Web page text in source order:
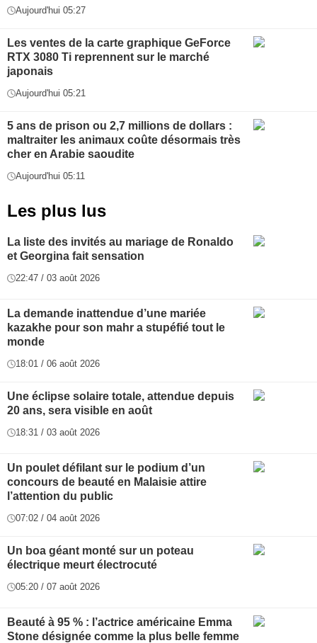
Aujourd'hui 05:27
Les ventes de la carte graphique GeForce
RTX 3080 Ti reprennent sur le marché
japonais
Aujourd'hui 05:21
5 ans de prison ou 2,7 millions de dollars :
maltraiter les animaux coûte désormais très
cher en Arabie saoudite
Aujourd'hui 05:11
Les plus lus
La liste des invités au mariage de Ronaldo
et Georgina fait sensation
22:47 / 03 août 2026
La demande inattendue d’une mariée
kazakhe pour son mahr a stupéfié tout le
monde
18:01 / 06 août 2026
Une éclipse solaire totale, attendue depuis
20 ans, sera visible en août
18:31 / 03 août 2026
Un poulet défilant sur le podium d’un
concours de beauté en Malaisie attire
l’attention du public
07:02 / 04 août 2026
Un boa géant monté sur un poteau
électrique meurt électrocuté
05:20 / 07 août 2026
Beauté à 95 % : l’actrice américaine Emma
Stone désignée comme la plus belle femme